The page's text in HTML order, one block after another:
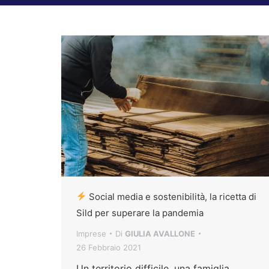
Social media e sostenibilità, la ricetta di
Sild per superare la pandemia
Imprese Di GIULIA AVALLONE
26 Febbraio 2021